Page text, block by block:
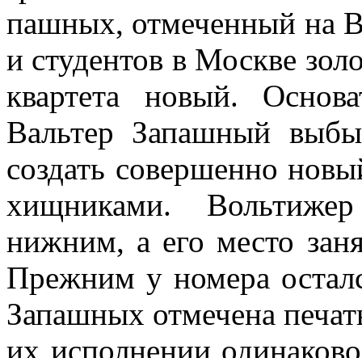
пашных, отмеченный на
и сту­дентов в Москве
квартета новый.
Вальтер Запашный
создать совершенно
хищниками.
нижним, а его место
Прежним у номера
Запашных отмечена
их исполнении